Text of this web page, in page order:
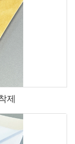
제